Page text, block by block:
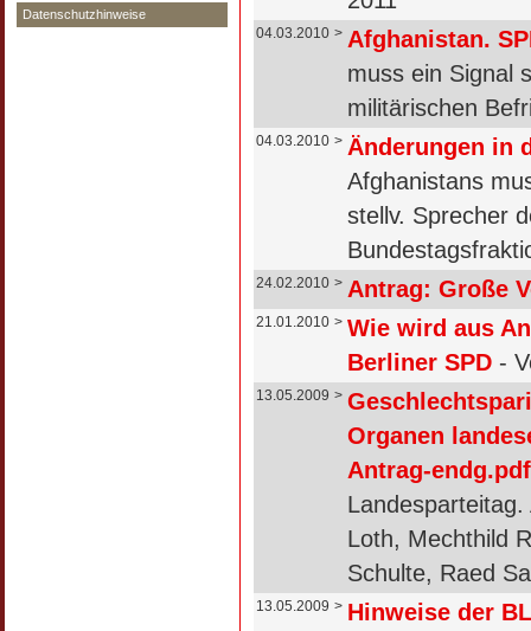
04.03.2010 > Afghanistan.
muss ein Signal
militärischen
04.03.2010 > Änderungen in
Afghanistans
stellv. Sprecher
24.02.2010 > Antrag: Große
21.01.2010 > Wie wird aus
Berliner SPD -
13.05.2009 >
Organen
Antrag-
Loth, Mechthild
Schulte, Raed
13.05.2009 > Hinweise der
Datenschutzhinweise